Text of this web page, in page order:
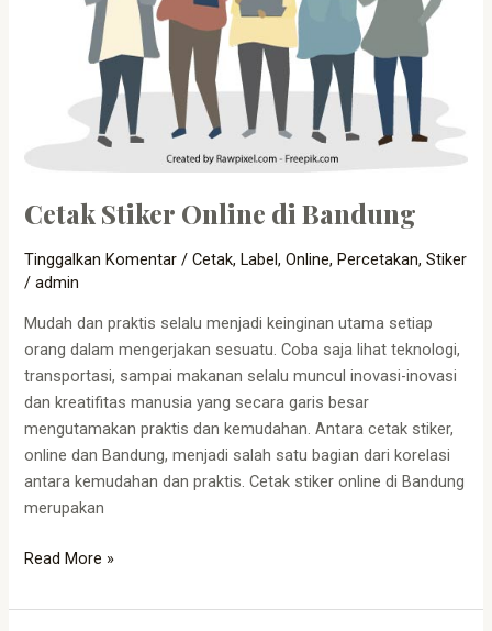
Cetak Stiker Online di Bandung
Tinggalkan Komentar /Cetak,Label,Online,Percetakan,Stiker
/admin
Mudah dan praktis selalu menjadi keinginan utama setiap
orang dalam mengerjakan sesuatu. Coba saja lihat teknologi,
transportasi, sampai makanan selalu muncul inovasi-inovasi
dan kreatifitas manusia yang secara garis besar
mengutamakan praktis dan kemudahan. Antara cetak stiker,
online dan Bandung, menjadi salah satu bagian dari korelasi
antara kemudahan dan praktis. Cetak stiker online di Bandung
merupakan
Read More »